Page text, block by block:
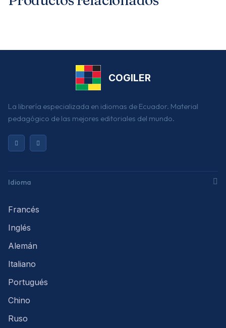
COGILER
La librería especializada en idiomas de Ecuador. Material
pedagógico de las mejores editoriales del mundo.
Idioma
Francés
Inglés
Alemán
Italiano
Portugués
Chino
Ruso